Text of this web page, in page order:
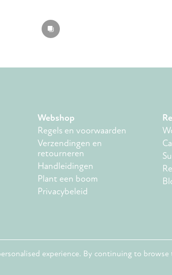
Webshop
Regels en voorwaarden
Verzendingen en
retourneren
Handleidingen
Plant een boom
Privacybeleid
experience. By continuing to browse